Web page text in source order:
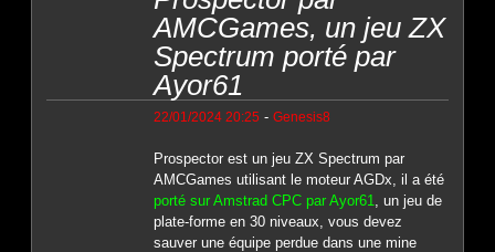
AMCGames, un jeu ZX
Spectrum porté par
Ayor61
22/01/2024 20:25 - Genesis8
Prospector est un jeu ZX Spectrum par
AMCGames utilisant le moteur AGDx, il a été
porté sur Amstrad CPC par Ayor61
, un jeu de
plate-forme en 30 niveaux, vous devez
sauver une équipe perdue dans une mine